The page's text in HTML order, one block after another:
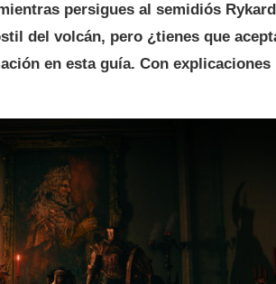
persigues al semidiós
del volcán, pero ¿tienes que
en esta guía. Con explicaciones